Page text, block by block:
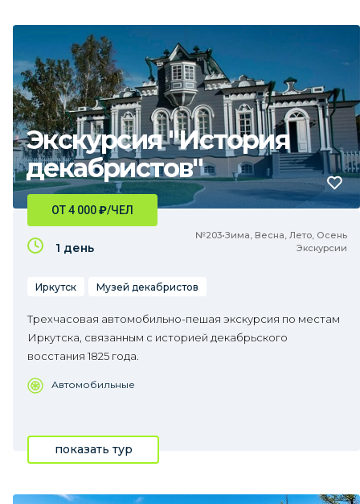
Экскурсия "История
декабристов"
№203•Зима, Весна, Лето, Осень
Экскурсии
ОТ 4 000₽/ЧЕЛ
1 день
Иркутск Музей декабристов
Трехчасовая автомобильно-пешая экскурсия по местам
Иркутска, связанным с историей декабрьского
восстания 1825 года.
Автомобильные
показать тур